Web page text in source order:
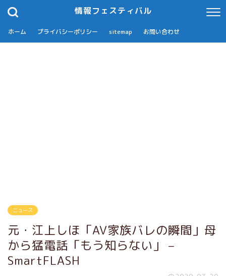
情報フェスティバル
ホーム プライバシーポリシー sitemap お問い合わせ
ニュース
元・江上しほ「AV家族バレの瞬間」母
から猛電話「もう知らない」 –
SmartFLASH